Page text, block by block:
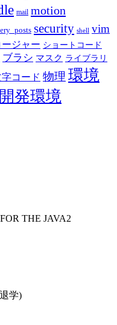
mail motion
security shell vim
ージャー ショートコード
ブラシ マスク ライブラリ
コード 物理 環境
開発環境
THE JAVA2
学)